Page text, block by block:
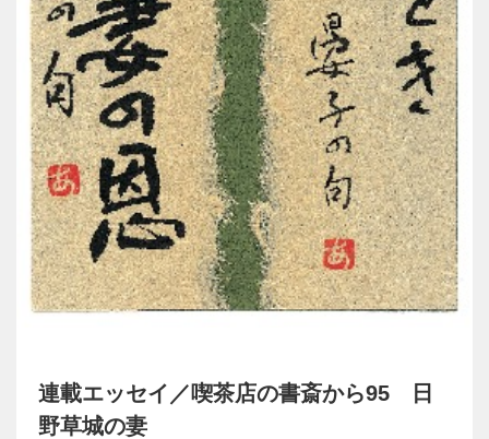
連載エッセイ／喫茶店の書斎から95 日
野草城の妻